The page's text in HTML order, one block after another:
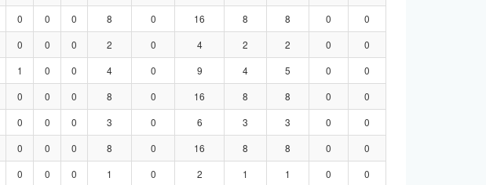
0 0 0 8 0 16 8 8 0
0
0 0 0 2 0 4 2 2 0
0
1 0 0 4 0 9 4 5 0
0
0 0 0 8 0 16 8 8 0
0
0 0 0 3 0 6 3 3 0
0
0 0 0 8 0 16 8 8 0
0
0 0 0 1 0 2 1 1 0
0